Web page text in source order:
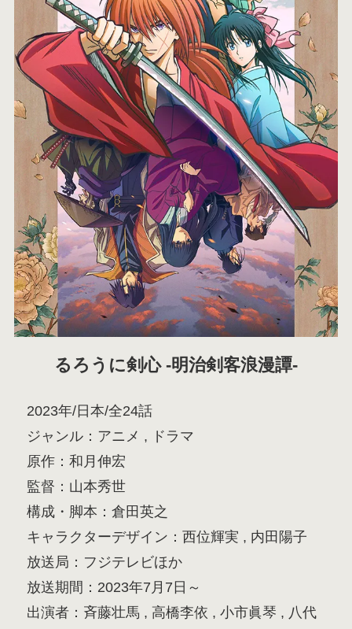
るろうに剣心 -明治剣客浪漫譚-
2023年/日本/全24話
ジャンル：アニメ , ドラマ
原作：和月伸宏
監督：山本秀世
構成・脚本：倉田英之
キャラクターデザイン：西位輝実 , 内田陽子
放送局：フジテレビほか
放送期間：2023年7月7日～
出演者：斉藤壮馬 , 高橋李依 , 小市眞琴 , 八代